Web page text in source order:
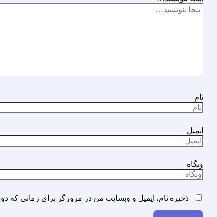
نام
ایمیل
وبگاه
ذخیره نام، ایمیل و وبسایت من در مرورگر برای زمانی که